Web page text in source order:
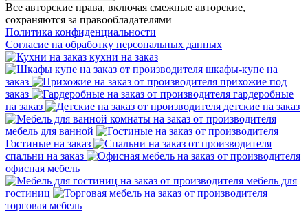
Все авторские права, включая смежные авторские,
сохраняются за правообладателями
Политика конфиденциальности
Согласие на обработку персональных данных
кухни на заказ
шкафы-купе на
заказ
прихожие под
заказ
гардеробные
на заказ
детские на заказ
мебель для ванной
Гостиные на заказ
спальни на заказ
офисная мебель
мебель для
гостиниц
торговая мебель